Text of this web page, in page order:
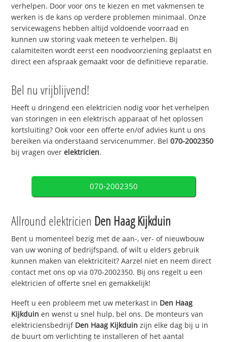
verhelpen. Door voor ons te kiezen en met vakmensen te
werken is de kans op verdere problemen minimaal. Onze
servicewagens hebben altijd voldoende voorraad en
kunnen uw storing vaak meteen te verhelpen. Bij
calamiteiten wordt eerst een noodvoorziening geplaatst en
direct een afspraak gemaakt voor de definitieve reparatie.
Bel nu vrijblijvend!
Heeft u dringend een elektricien nodig voor het verhelpen
van storingen in een elektrisch apparaat of het oplossen
kortsluiting? Ook voor een offerte en/of advies kunt u ons
bereiken via onderstaand servicenummer. Bel070-2002350
bij vragen overelektricien.
070-2002350
Allround elektricien Den Haag Kijkduin
Bent u momenteel bezig met de aan-, ver- of nieuwbouw
van uw woning of bedrijfspand, of wilt u elders gebruik
kunnen maken van elektriciteit? Aarzel niet en neem direct
contact met ons op via 070-2002350. Bij ons regelt u een
elektricien of offerte snel en gemakkelijk!
Heeft u een probleem met uw meterkast in Den Haag
Kijkduin en wenst u snel hulp, bel ons. De monteurs van
elektriciensbedrijf Den Haag Kijkduin zijn elke dag bij u in
de buurt om verlichting te installeren of het aantal